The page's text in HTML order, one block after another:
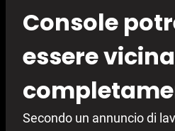
Console
essere
Secondo un annuncio di